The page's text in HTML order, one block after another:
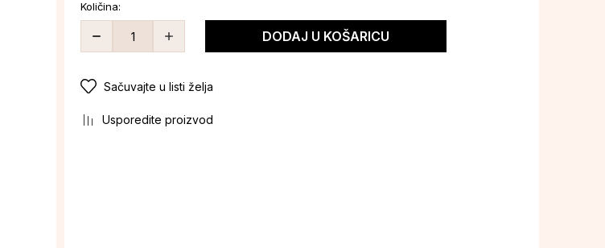
Količina:
DODAJ U KOŠARICU
Sačuvajte u listi želja
Usporedite proizvod